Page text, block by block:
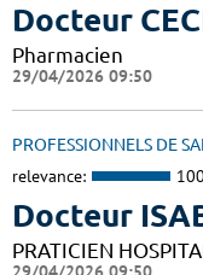
Docteur
Pharmacien
29/04/2026 09:50
PROFESSIONNELS DE
relevance:
Docteur
PRATICIEN